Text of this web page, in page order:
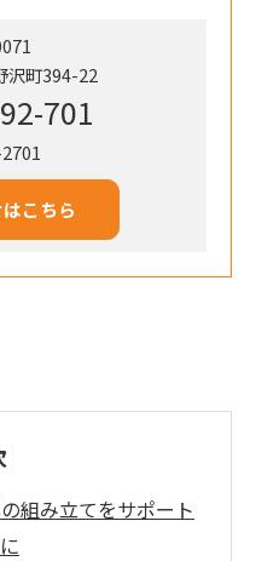
沢町394-22
701
こちら
組み立てをサポート